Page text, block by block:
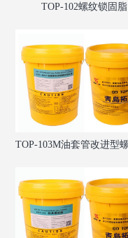
TOP-102螺纹锁固脂